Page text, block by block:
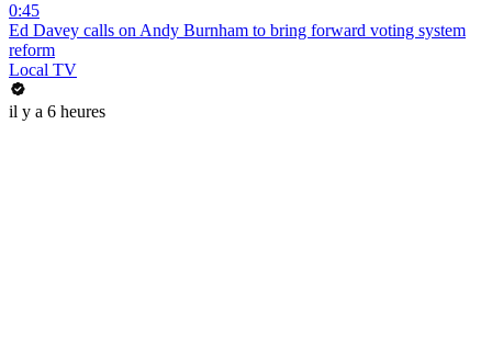
0:45
Ed Davey calls on Andy Burnham to bring forward voting system
reform
Local TV
il y a 6 heures